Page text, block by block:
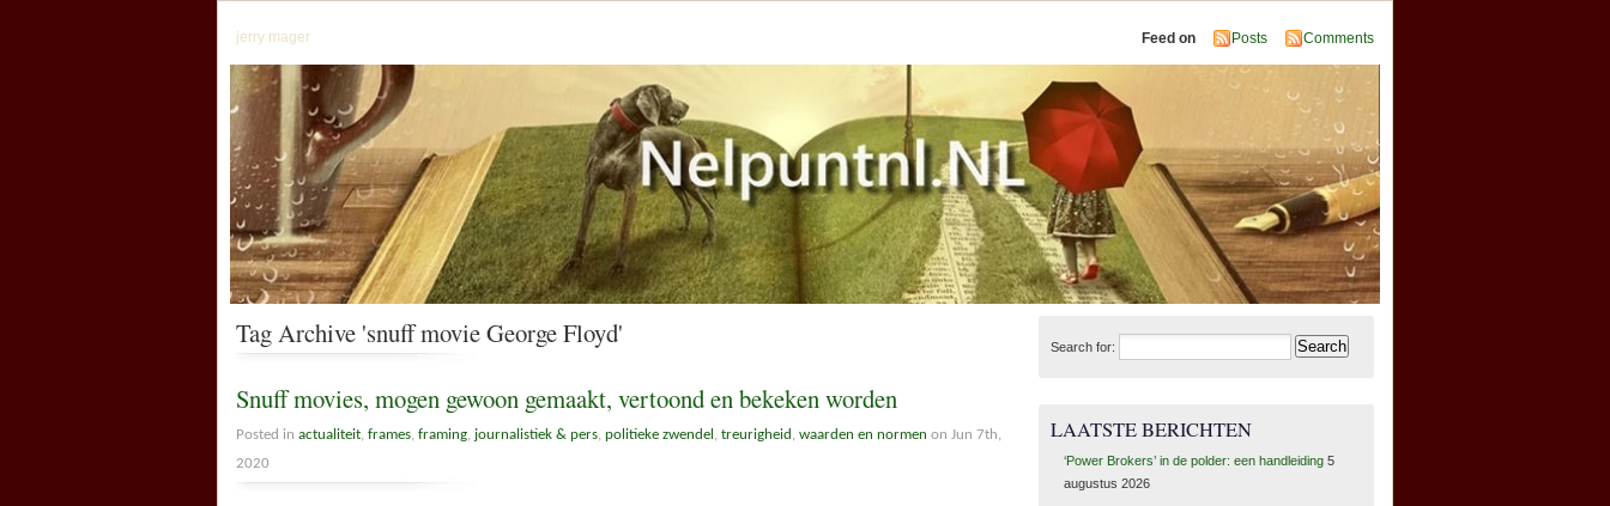
jerry mager Feed on Posts Comments
Tag Archive 'snuff movie George Floyd'
Snuff movies, mogen gewoon gemaakt, vertoond en bekeken worden
Posted in actualiteit frames framing journalistiek & pers politieke zwendel treurigheid waarden en normen on Jun 7th,
2020
Search for:
LAATSTE BERICHTEN
‘Power Brokers’ in de polder: een handleiding 5
augustus 2026